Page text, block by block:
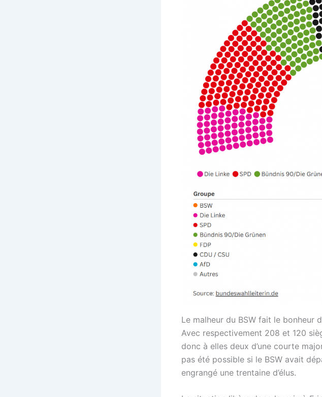
Le malheur du BSW fait le bonheur
Avec respectivement 208 et 120
donc à elles deux d’une courte
pas été possible si le BSW avait
engrangé une trentaine d’élus.